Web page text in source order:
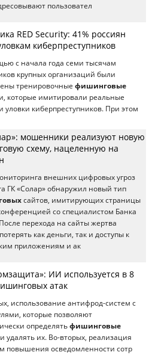
пользовател
RED Security: 41% россиян
киберпреступников
с начала года семи тысячам
крупных организаций были
тренировочные фишинговые
которые имитировали реальные
уловки киберпреступников. При этом
мошенники реализуют новую
схему, нацеленную на
внешних цифровых угроз
ГК «Солар» обнаружил новый тип
сайтов, имитирующих страницы
со специалистом Банка
перехода на сайты жертва
как деньги, так и доступы к
приложениям и ак
ИИ используется в 8
атак
использование антифрод-систем с
которые позволяют
определять фишинговые
и удалять их. Во-вторых, реализация
повышения осведомленности сотр